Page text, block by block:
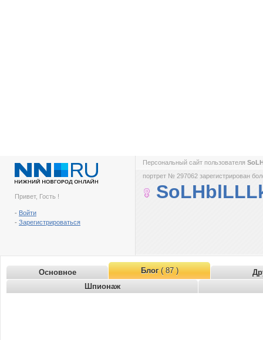
Привет, Гость !
- Войти
- Зарегистрироваться
Персональный сайт пользователя
портрет № 297062 зарегистрирован
Основное Блог( 87 )
Шпионаж